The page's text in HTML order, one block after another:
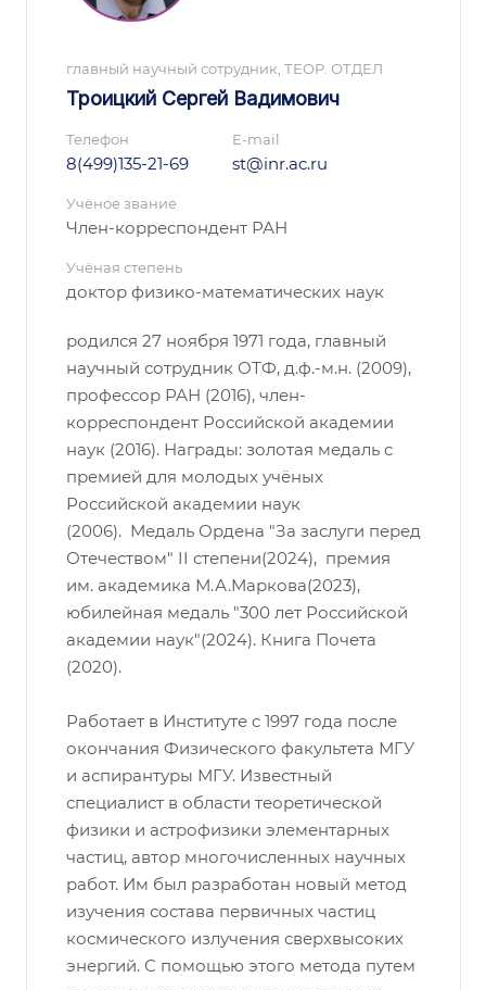
главный научный сотрудник, ТЕОР. ОТДЕЛ
Троицкий Сергей Вадимович
Телефон
8(499)135-21-69
E-mail
st@inr.ac.ru
Учёное звание
Член-корреспондент РАН
Учёная степень
доктор физико-математических наук
родился 27 ноября 1971 года, главный
научный сотрудник ОТФ, д.ф.-м.н. (2009),
профессор РАН (2016), член-
корреспондент Российской академии
наук (2016). Награды: золотая медаль с
премией для молодых учёных
Российской академии наук
(2006). Медаль Ордена "За заслуги перед
Отечеством" II степени(2024), премия
им. академика М.А.Маркова(2023),
юбилейная медаль "300 лет Российской
академии наук"(2024). Книга Почета
(2020).
Работает в Институте c 1997 года после
окончания Физического факультета МГУ
и аспирантуры МГУ. Известный
специалист в области теоретической
физики и астрофизики элементарных
частиц, автор многочисленных научных
работ. Им был разработан новый метод
изучения состава первичных частиц
космического излучения сверхвысоких
энергий. С помощью этого метода путем